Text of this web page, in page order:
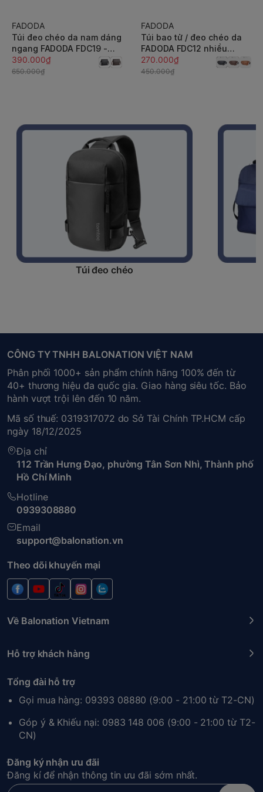
-40%
FADODA
Túi đeo chéo da nam dáng
ngang FADODA FDC19 -
Business Casual, chống
thấm, không bong tróc
390.000₫
650.000₫
-40%
FADODA
Túi bao tử / đeo chéo da
FADODA FDC12 nhiều
ngăn, gọn nhẹ, đứng form,
chống thấm, không bong
270.000₫
450.000₫
Túi đeo chéo
CÔNG TY TNHH BALONATION VIỆT NAM
Phân phối 1000+ sản phẩm chính hãng 100% đến từ
40+ thương hiệu đa quốc gia. Giao hàng siêu tốc. Bảo
hành vượt trội lên đến 10 năm.
Mã số thuế: 0319317072 do Sở Tài Chính TP.HCM cấp
ngày 18/12/2025
Địa chỉ
112 Trần Hưng Đạo, phường Tân Sơn Nhì, Thành phố
Hồ Chí Minh
Hotline
0939308880
Email
support@balonation.vn
Theo dõi khuyến mại
Về Balonation Vietnam
Hỗ trợ khách hàng
Tổng đài hỗ trợ
Gọi mua hàng: 09393 08880 (9:00 - 21:00 từ T2-CN)
Góp ý & Khiếu nại: 0983 148 006 (9:00 - 21:00 từ T2-
CN)
Đăng ký nhận ưu đãi
Đăng kí để nhận thông tin ưu đãi sớm nhất.